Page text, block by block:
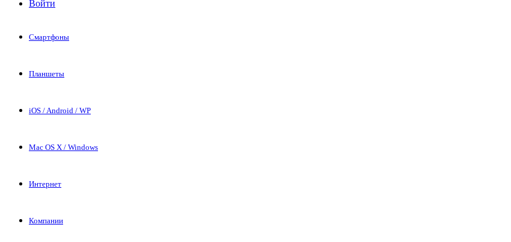
Войти
Смартфоны
Планшеты
iOS / Android / WP
Mac OS X / Windows
Интернет
Компании